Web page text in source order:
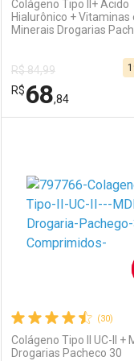
Ativar Desconto
Comprar sem
Por R$ 23,99/cada
Comprar sem
Por R$ 23,99/cada
Colágeno Tipo II+ Ácido
Hialurônico + Vitaminas
Minerais Drogarias
R$ 84,99
R$68,84
Laboratório
Por Menos
(30)
Colágeno Tipo II UC-II +
Drogarias Pacheco 30